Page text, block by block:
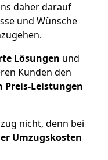
daher darauf
und Wünsche
Lösungen und
Kunden den
Preis-Leistungen
nicht, denn bei
Umzugskosten